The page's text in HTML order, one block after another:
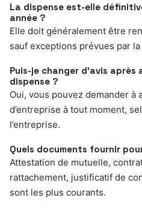
La dispense est-elle
année ?
Elle doit généralement être
sauf exceptions prévues par la
Puis-je changer d’avis après
dispense ?
Oui, vous pouvez demander à
d’entreprise à tout moment,
l’entreprise.
Quels documents fournir
Attestation de mutuelle,
rattachement, justificatif de
sont les plus courants.